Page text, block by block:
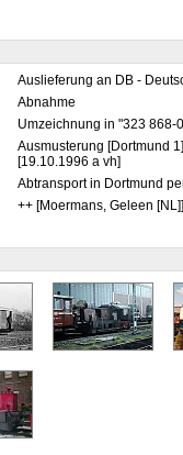
Auslieferung an DB -
Abnahme
Umzeichnung in "323 868-
Ausmusterung [Dortmund 1]
[19.10.1996 a vh]
Abtransport in Dortmund
++ [Moermans, Geleen [NL]]